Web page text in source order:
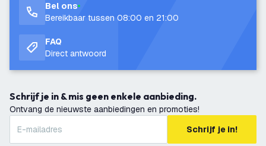
Bel ons
Bereikbaar tussen 08:00 en 21:00
FAQ
Direct antwoord
Schrijf je in & mis geen enkele aanbieding.
Ontvang de nieuwste aanbiedingen en promoties!
Schrijf je in!